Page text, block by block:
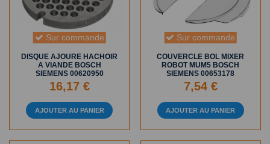
Sur commande
DISQUE AJOURE HACHOIR
A VIANDE BOSCH
SIEMENS 00620950
16,17 €
AJOUTER AU PANIER
Sur commande
COUVERCLE BOL MIXER
ROBOT MUM5 BOSCH
SIEMENS 00653178
7,54 €
AJOUTER AU PANIER